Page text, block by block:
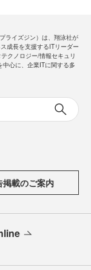
ライズジン）は、翔泳社が
成長を支援するITリーダー
クノロジー/情報セキュリ
中心に、企業ITに関する多
掲載のご案内